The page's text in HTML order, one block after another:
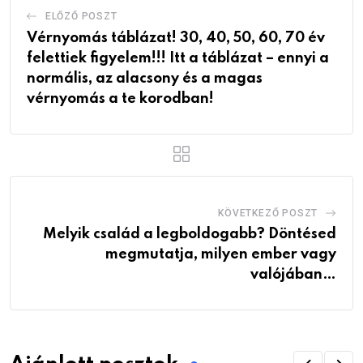
ELŐZŐ POSZT
Vérnyomás táblázat! 30, 40, 50, 60, 70 év
felettiek figyelem!!! Itt a táblázat – ennyi a
normális, az alacsony és a magas
vérnyomás a te korodban!
KÖVETKEZŐ POSZT
Melyik család a legboldogabb? Döntésed
megmutatja, milyen ember vagy
valójában…